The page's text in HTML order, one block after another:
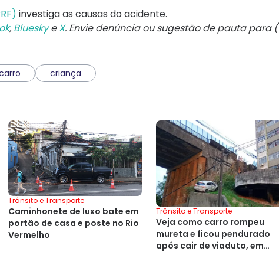
investiga as causas do acidente.
, BlueskyeX. Envie denúncia ou sugestão de pauta para
criança
Trânsito e Transporte
Caminhonete de luxo bate em
portão de casa e poste no Rio
Vermelho
Trânsito e Transporte
Veja como carro rompeu
mureta e ficou pendurado
após cair de viaduto, em